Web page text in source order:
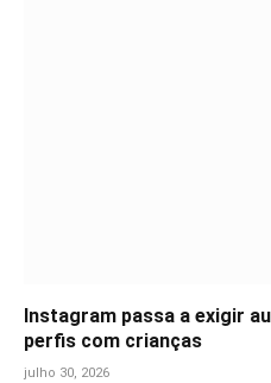
Instagram passa a exigir
perfis com crianças
julho 30, 2026